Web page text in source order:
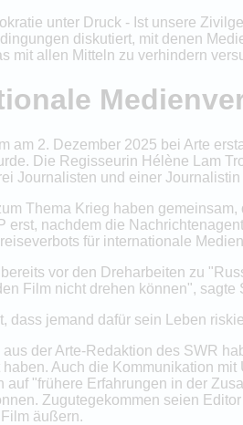
unter Druck - Ist unsere
diskutiert, mit denen
mit allen Mitteln zu verhindern
am 2. Dezember 2025 bei Arte
Die Regisseurin Hélène Lam
Journalisten und einer
Thema Krieg haben
erst, nachdem die
für internationale
vor den Dreharbeiten zu
Film nicht drehen können",
dass jemand dafür sein Leben
der Arte-Redaktion des SWR
Auch die Kommunikation
"frühere Erfahrungen in der
Zugutegekommen seien
äußern.